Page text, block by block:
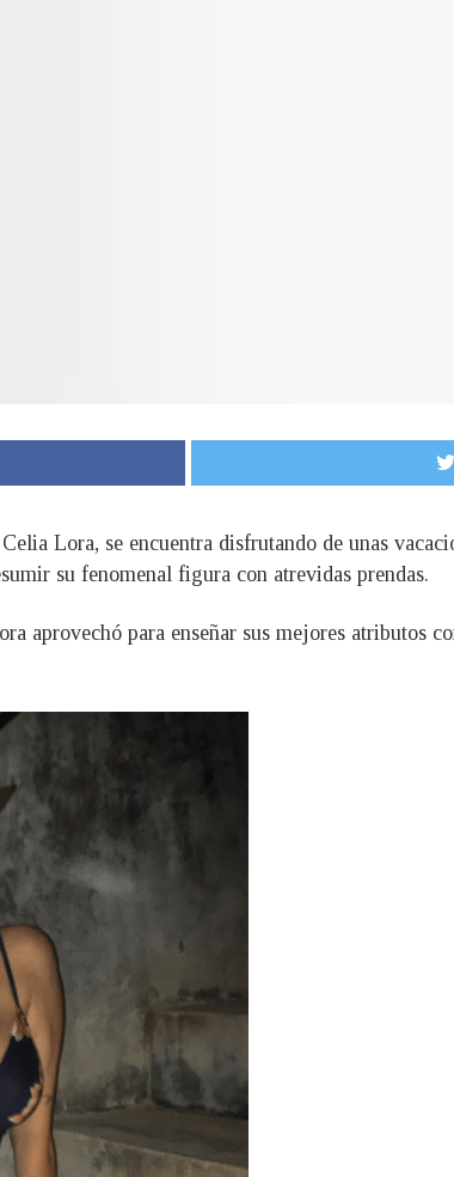
Lora, se encuentra disfrutando de unas
su fenomenal figura con atrevidas prendas.
aprovechó para enseñar sus mejores atributos